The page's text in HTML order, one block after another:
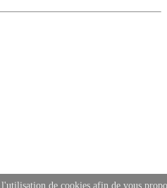
de cookies afin de vous